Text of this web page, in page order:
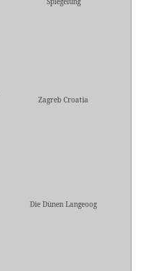
Zagreb Croatia
Die Dünen Langeoog